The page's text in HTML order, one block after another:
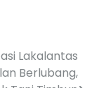
Lakalantas
Berlubang,